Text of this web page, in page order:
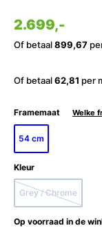
2.699,-
Of betaal899,67
Of betaal62,81 per
Framemaat Welke
54 cm
Kleur
Grey / Chrome
Op voorraad in de